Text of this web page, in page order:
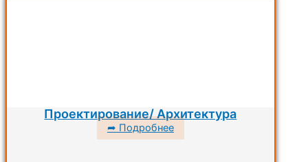
Проектирование/ Архитектура
➦ Подробнее